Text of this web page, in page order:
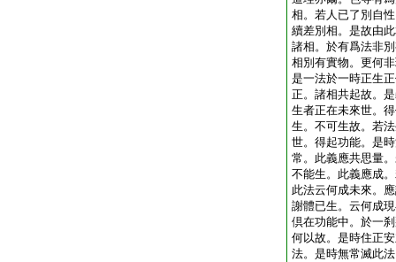
相。若人已了別自
續差別相。是故由
諸相。於有爲法非
相別有實物。更何
是一法於一時正生
正。諸相共起故。
生者正在未來世。
生。不可生故。若
世。得起功能。是
常。此義應共思量
不能生。此義應成
此法云何成未來。
謝體已生。云何成
倶在功能中。於一
何以故。是時住正
法。是時無常滅此